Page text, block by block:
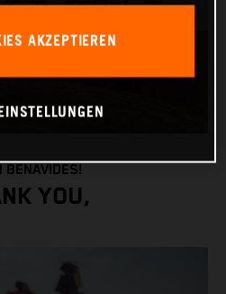
BENAVIDES!
YOU,
AKZEPTIEREN